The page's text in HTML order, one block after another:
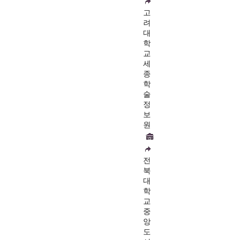
고
려
대
학
교
세
종
학
술
정
보
원
전
북
대
학
교
중
앙
도